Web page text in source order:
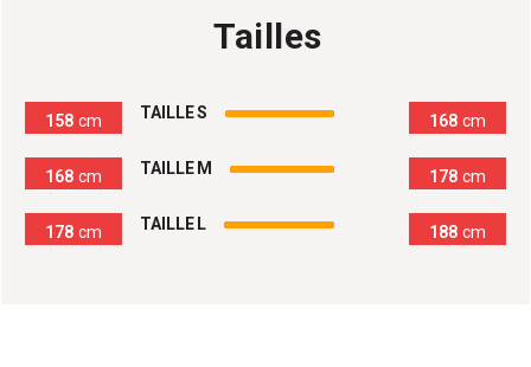
Tailles
158 cm TAILLE S 168 cm
168 cm TAILLE M 178 cm
178 cm TAILLE L 188 cm